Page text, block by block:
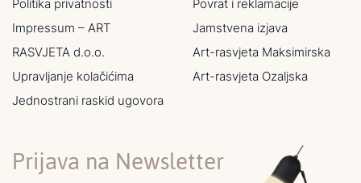
Politika privatnosti
Impressum – ART
RASVJETA d.o.o.
Upravljanje kolačićima
Jednostrani raskid ugovora
Povrat i reklamacije
Jamstvena izjava
Art-rasvjeta Maksimirska
Art-rasvjeta Ozaljska
Prijava na Newsletter